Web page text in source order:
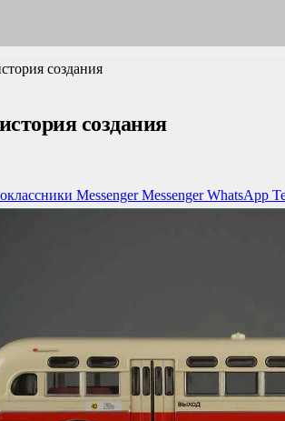
создания
создания
Messenger Messenger WhatsApp